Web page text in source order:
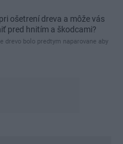
ošetrení dreva a môže vás
pred hnitím a škodcami?
drevo bolo predtym naparovane aby